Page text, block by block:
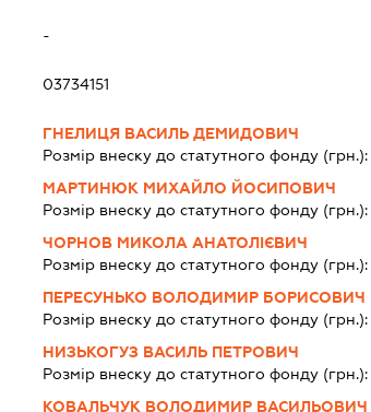
-
03734151
ГНЕЛИЦЯ ВАСИЛЬ ДЕМИДОВИЧ
Розмір внеску до статутного фонду (грн.):
МАРТИНЮК МИХАЙЛО ЙОСИПОВИЧ
Розмір внеску до статутного фонду (грн.):
ЧОРНОВ МИКОЛА АНАТОЛІЄВИЧ
Розмір внеску до статутного фонду (грн.):
ПЕРЕСУНЬКО ВОЛОДИМИР БОРИСОВИЧ
Розмір внеску до статутного фонду (грн.):
НИЗЬКОГУЗ ВАСИЛЬ ПЕТРОВИЧ
Розмір внеску до статутного фонду (грн.):
КОВАЛЬЧУК ВОЛОДИМИР ВАСИЛЬОВИЧ